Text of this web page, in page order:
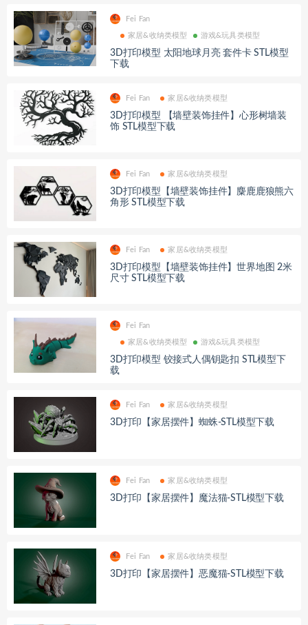
Fei Fan
家居&收纳类模型 游戏&玩具类模型
3D打印模型 太阳地球月亮 套件卡 STL模型
下载
Fei Fan 家居&收纳类模型
3D打印模型 【墙壁装饰挂件】心形树墙装
饰 STL模型下载
Fei Fan 家居&收纳类模型
3D打印模型【墙壁装饰挂件】麋鹿鹿狼熊六
角形 STL模型下载
Fei Fan 家居&收纳类模型
3D打印模型【墙壁装饰挂件】世界地图 2米
尺寸 STL模型下载
Fei Fan
家居&收纳类模型 游戏&玩具类模型
3D打印模型 铰接式人偶钥匙扣 STL模型下
载
Fei Fan 家居&收纳类模型
3D打印【家居摆件】蜘蛛-STL模型下载
Fei Fan 家居&收纳类模型
3D打印【家居摆件】魔法猫-STL模型下载
Fei Fan 家居&收纳类模型
3D打印【家居摆件】恶魔猫-STL模型下载